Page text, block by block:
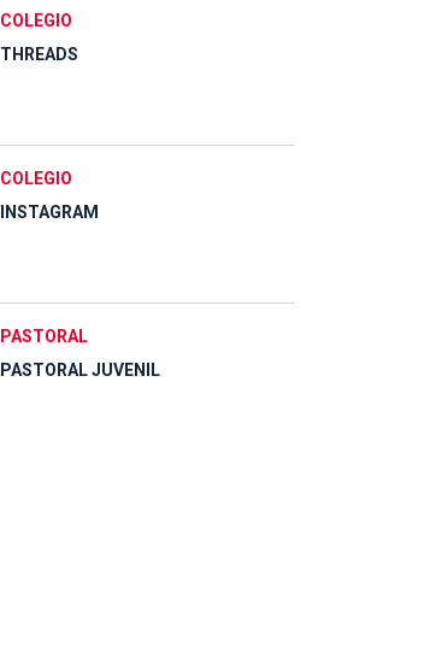
COLEGIO
THREADS
COLEGIO
INSTAGRAM
PASTORAL
PASTORAL JUVENIL